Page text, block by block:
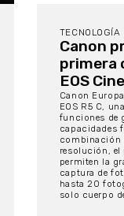
TECNOLOGÍA
Canon
primera
EOS
Canon
EOS R5 C,
funciones de
capacidades
combinación
resolución, el
permiten la
captura de
hasta 20
solo cuerpo